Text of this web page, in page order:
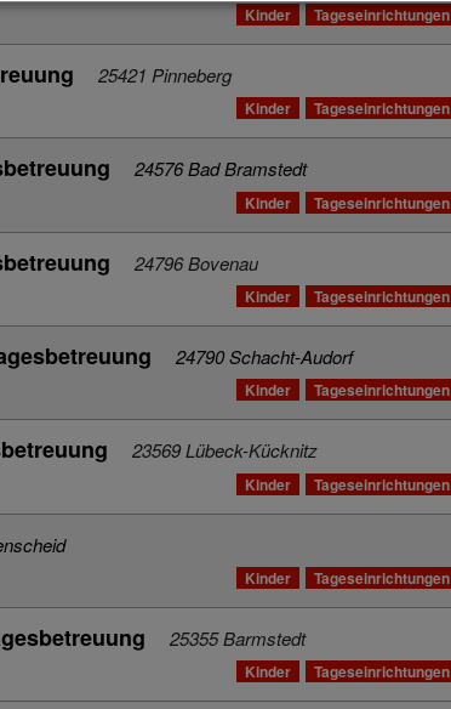
Kinder Tageseinrichtungen
25421 Pinneberg
Kinder Tageseinrichtungen
24576 Bad Bramstedt
Kinder Tageseinrichtungen
24796 Bovenau
Kinder Tageseinrichtungen
24790 Schacht-Audorf
Kinder Tageseinrichtungen
23569 Lübeck-Kücknitz
Kinder Tageseinrichtungen
Kinder Tageseinrichtungen
25355 Barmstedt
Kinder Tageseinrichtungen